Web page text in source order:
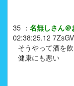
35 ： 名無しさん＠
02:38:25.12
そうやって酒を
健康にも悪い